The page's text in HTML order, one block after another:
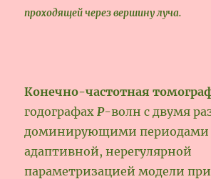
проходящей через вершину луча.
Конечно-частотная
годографах Р-волн с двумя
доминирующими периодами
адаптивной, нерегулярной
параметризацией модели